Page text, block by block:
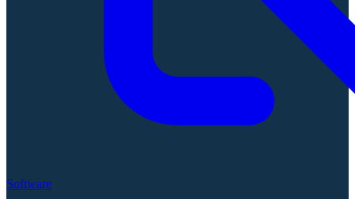
Software